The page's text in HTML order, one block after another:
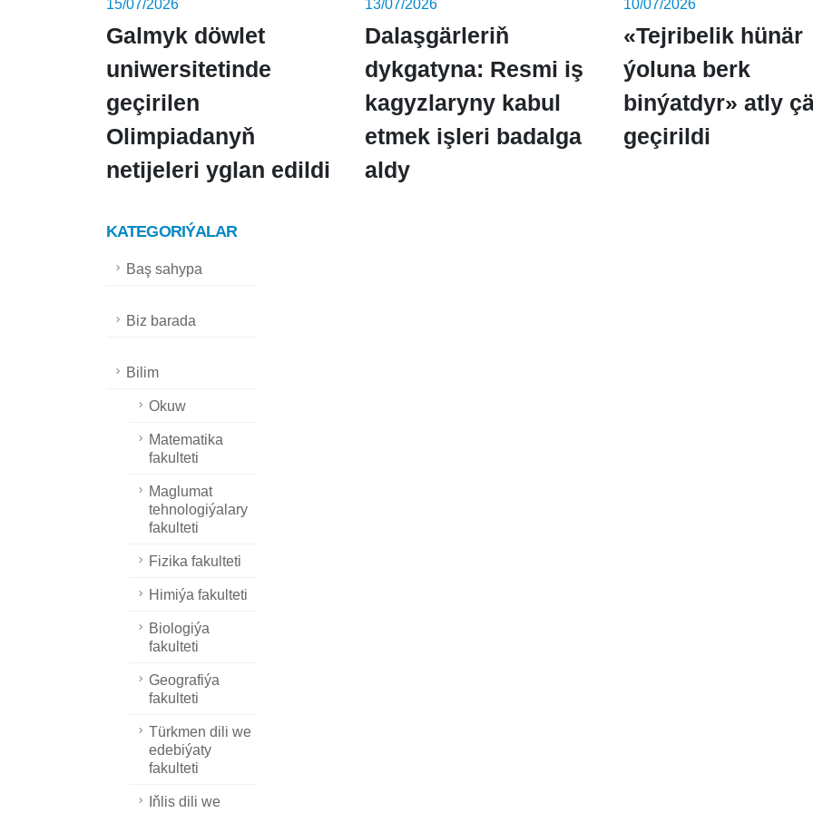
15/07/2026
Galmyk döwlet
uniwersitetinde
geçirilen
Olimpiadanyň
netijeleri yglan edildi
13/07/2026
Dalaşgärleriň
dykgatyna: Resmi iş
kagyzlaryny kabul
etmek işleri badalga
aldy
10/07/2026
«Tejribelik hünär
ýoluna berk
binýatdyr» atly
geçirildi
KATEGORIÝALAR
Baş sahypa
Biz barada
Bilim
Okuw
Matematika
fakulteti
Maglumat
tehnologiýalary
fakulteti
Fizika fakulteti
Himiýa fakulteti
Biologiýa
fakulteti
Geografiýa
fakulteti
Türkmen dili we
edebiýaty
fakulteti
Iňlis dili we